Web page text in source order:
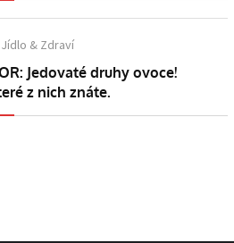
Jídlo & Zdraví
Jedovaté druhy ovoce!
z nich znáte.